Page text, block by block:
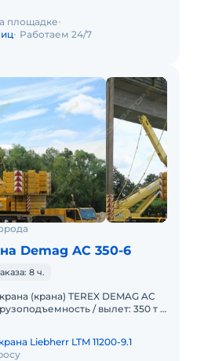
площадке
Работаем 24/7
Demag AC 350-6
8 ч.
(крана) TEREX DEMAG AC
/ вылет: 350 т /
Liebherr LTM 11200-9.1